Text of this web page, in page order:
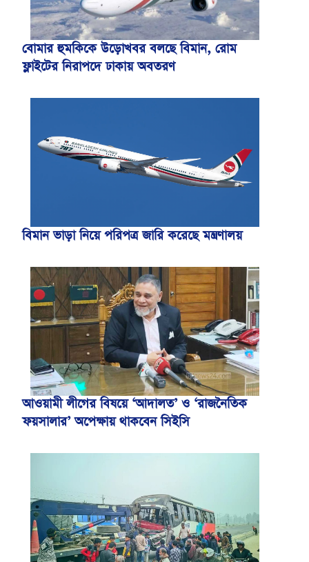
বোমার হুমকিকে উড়োখবর বলছে বিমান, রোম
ফ্লাইটের নিরাপদে ঢাকায় অবতরণ
বিমান ভাড়া নিয়ে পরিপত্র জারি করেছে মন্ত্রণালয়
আওয়ামী লীগের বিষয়ে ‘আদালত’ ও ‘রাজনৈতিক
ফয়সালার’ অপেক্ষায় থাকবেন সিইসি